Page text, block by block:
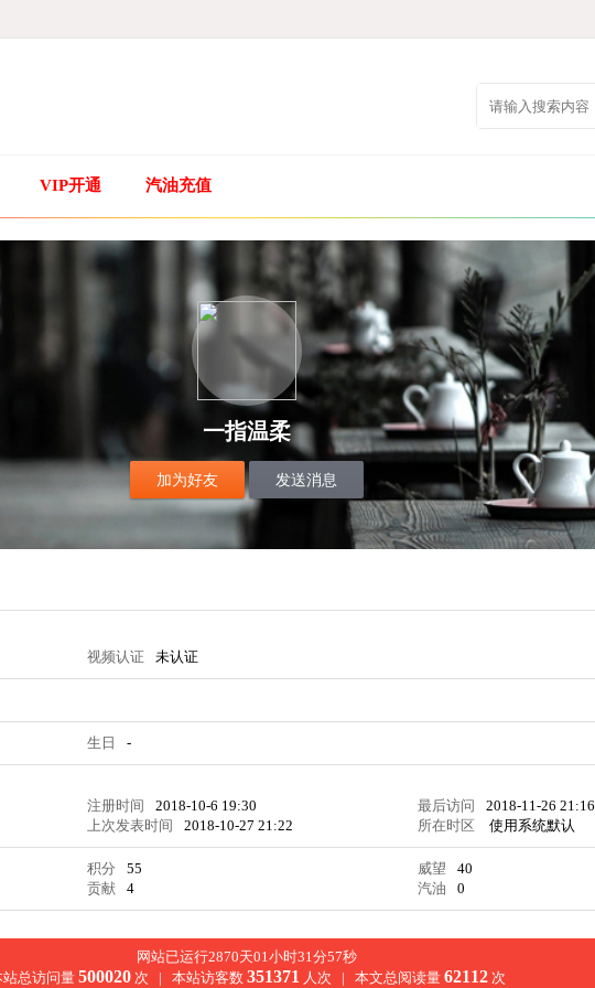
VIP开通 汽油充值
一指温柔
加为好友 发送消息
视频认证 未认证
生日 -
注册时间 2018-10-6 19:30 最后访问
2018-11-26 21:16
上次发表时间
2018-10-27 21:22 所在时区 使用系统默认
积分 55 威望
40
贡献
4 汽油 0
网站已运行2870天01小时31分58秒
站总访问量 500020次 | 本站访客数 351371 人次 | 本文总阅读量 62112次